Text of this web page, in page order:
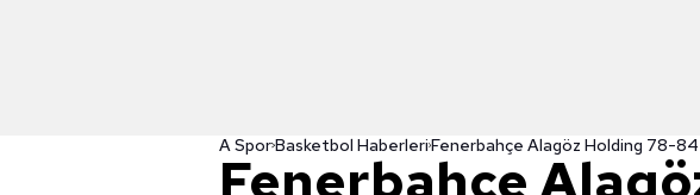
A SporBasketbol Haberleri
Fenerbahçe